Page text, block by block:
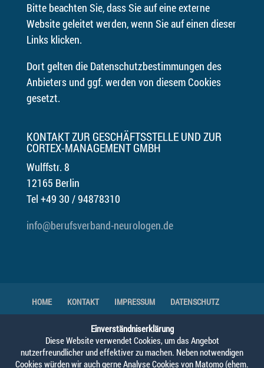
Bitte beachten Sie, dass Sie auf eine externe
Website geleitet werden, wenn Sie auf einen dieser
Links klicken.
Dort gelten die Datenschutzbestimmungen des
Anbieters und ggf. werden von diesem Cookies
gesetzt.
KONTAKT ZUR GESCHÄFTSSTELLE UND ZUR
CORTEX-MANAGEMENT GMBH
Wulffstr. 8
12165 Berlin
Tel +49 30 / 94878310
info@berufsverband-neurologen.de
HOME KONTAKT IMPRESSUM
DATENSCHUTZ
© 2025 Berufsverband Deutscher Neurologen,
Einverständniserklärung
Diese Website verwendet Cookies, um das Angebot
nutzerfreundlicher und effektiver zu machen. Neben notwendigen
Cookies würden wir auch gerne Analyse Cookies von Matomo (ehem.